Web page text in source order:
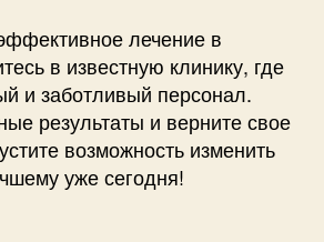
лечение в
в известную клинику, где
и заботливый персонал.
результаты и верните свое
возможность изменить
уже сегодня!